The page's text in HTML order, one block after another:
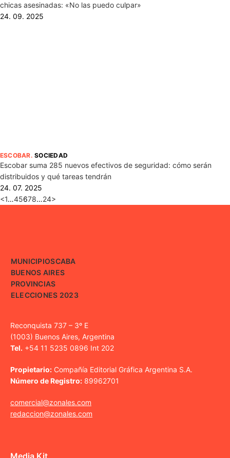
chicas asesinadas: «No las puedo culpar»
24. 09. 2025
ESCOBAR.SOCIEDAD
Escobar suma 285 nuevos efectivos de seguridad: cómo serán
distribuidos y qué tareas tendrán
24. 07. 2025
<1…45678…24>
MUNICIPIOSCABA
BUENOS AIRES
PROVINCIAS
ELECCIONES 2023
Reconquista 737 – 3º E
(1003) Buenos Aires, Argentina
Tel. +54 11 5235 0896 Int 202
Propietario: Compañía Editorial Gráfica Argentina S.A.
Número de Registro: 89962701
comercial@zonales.com
redaccion@zonales.com
Media Kit